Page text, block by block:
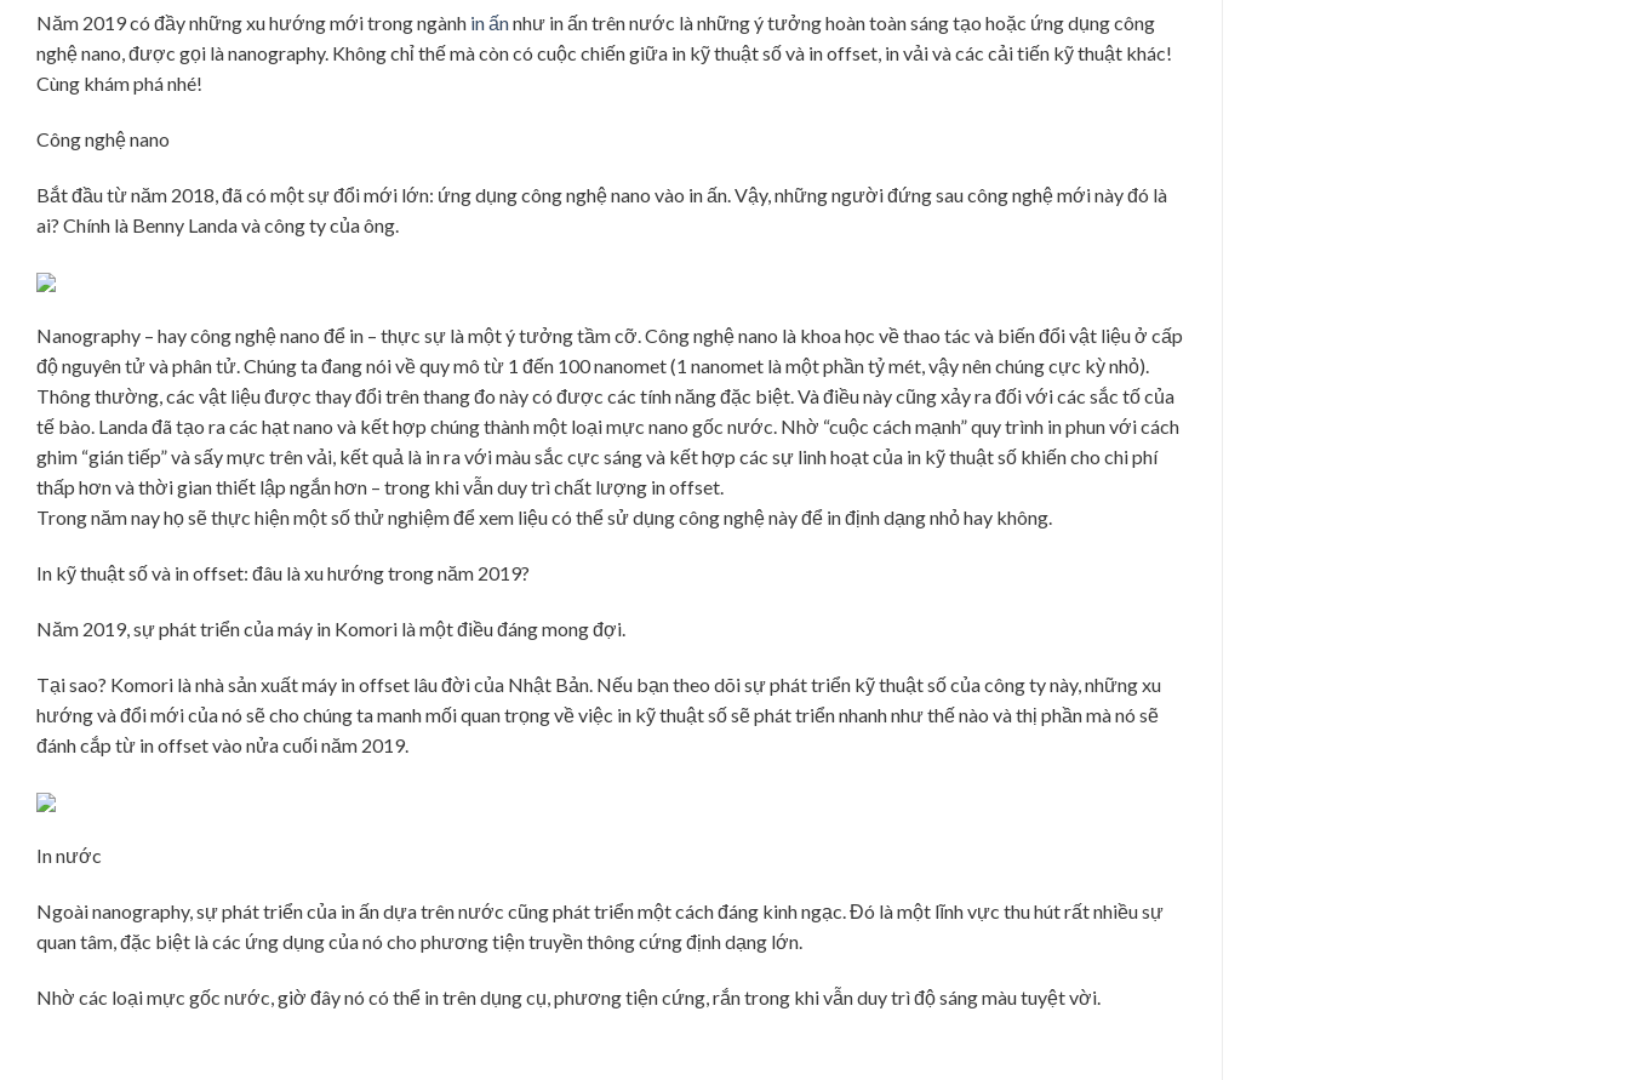
Năm 2019 có đầy những xu hướng mới trong ngành in ấnnhư in ấn trên nước là những ý tưởng hoàn toàn sáng tạo hoặc ứng dụng công
nghệ nano, được gọi là nanography. Không chỉ thế mà còn có cuộc chiến giữa in kỹ thuật số và in offset, in vải và các cải tiến kỹ thuật khác!
Cùng khám phá nhé!
Công nghệ nano
Bắt đầu từ năm 2018, đã có một sự đổi mới lớn: ứng dụng công nghệ nano vào in ấn. Vậy, những người đứng sau công nghệ mới này đó là
ai? Chính là Benny Landa và công ty của ông.
Nanography – hay công nghệ nano để in – thực sự là một ý tưởng tầm cỡ. Công nghệ nano là khoa học về thao tác và biến đổi vật liệu ở cấp
độ nguyên tử và phân tử. Chúng ta đang nói về quy mô từ 1 đến 100 nanomet (1 nanomet là một phần tỷ mét, vậy nên chúng cực kỳ nhỏ).
Thông thường, các vật liệu được thay đổi trên thang đo này có được các tính năng đặc biệt. Và điều này cũng xảy ra đối với các sắc tố của
tế bào. Landa đã tạo ra các hạt nano và kết hợp chúng thành một loại mực nano gốc nước. Nhờ “cuộc cách mạnh” quy trình in phun với cách
ghim “gián tiếp” và sấy mực trên vải, kết quả là in ra với màu sắc cực sáng và kết hợp các sự linh hoạt của in kỹ thuật số khiến cho chi phí
thấp hơn và thời gian thiết lập ngắn hơn – trong khi vẫn duy trì chất lượng in offset.
Trong năm nay họ sẽ thực hiện một số thử nghiệm để xem liệu có thể sử dụng công nghệ này để in định dạng nhỏ hay không.
In kỹ thuật số và in offset: đâu là xu hướng trong năm 2019?
Năm 2019, sự phát triển của máy in Komori là một điều đáng mong đợi.
Tại sao? Komori là nhà sản xuất máy in offset lâu đời của Nhật Bản. Nếu bạn theo dõi sự phát triển kỹ thuật số của công ty này, những xu
hướng và đổi mới của nó sẽ cho chúng ta manh mối quan trọng về việc in kỹ thuật số sẽ phát triển nhanh như thế nào và thị phần mà nó sẽ
đánh cắp từ in offset vào nửa cuối năm 2019.
In nước
Ngoài nanography, sự phát triển của in ấn dựa trên nước cũng phát triển một cách đáng kinh ngạc. Đó là một lĩnh vực thu hút rất nhiều sự
quan tâm, đặc biệt là các ứng dụng của nó cho phương tiện truyền thông cứng định dạng lớn.
Nhờ các loại mực gốc nước, giờ đây nó có thể in trên dụng cụ, phương tiện cứng, rắn trong khi vẫn duy trì độ sáng màu tuyệt vời.